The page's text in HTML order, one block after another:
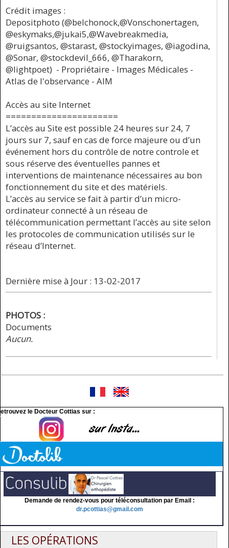
Crédit images :
Depositphoto (@belchonock,@Vonschonertagen,
@eskymaks,@jukai5,@Wavebreakmedia,
@ruigsantos, @starast, @stockyimages, @iagodina,
@Sonar, @stockdevil_666, @Tharakorn,
@lightpoet) - Propriétaire - Images Médicales -
Atlas de l'observance - AIM
Accès au site Internet
======================
L’accès au Site est possible 24 heures sur 24, 7
jours sur 7, sauf en cas de force majeure ou d’un
événement hors du contrôle de notre controle et
sous réserve des éventuelles pannes et
interventions de maintenance nécessaires au bon
fonctionnement du site et des matériels.
L’accès au service se fait à partir d’un micro-
ordinateur connecté à un réseau de
télécommunication permettant l’accès au site selon
les protocoles de communication utilisés sur le
réseau d’Internet.
Dernière mise à Jour : 13-02-2017
PHOTOS :
Documents
Aucun.
le Docteur Cottias sur :
Demande de rendez-vous pour téléconsultation par Email :
dr.pcottias@gmail.com
LES OPÉRATIONS